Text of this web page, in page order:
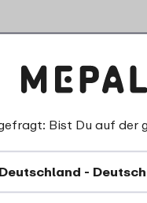
- Graphite black
Bist Du auf der
Deutschland - Deutsch